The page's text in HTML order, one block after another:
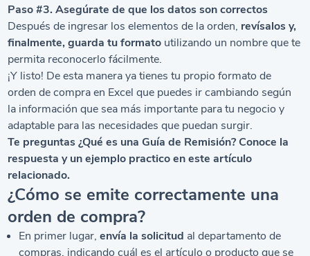
Paso #3. Asegúrate de que los datos son correctos
Después de ingresar los elementos de la orden, revísalos y,
finalmente, guarda tu formato utilizando un nombre que te
permita reconocerlo fácilmente.
¡Y listo! De esta manera ya tienes tu propio formato de
orden de compra en Excel que puedes ir cambiando según
la información que sea más importante para tu negocio y
adaptable para las necesidades que puedan surgir.
Te preguntas¿Qué es una Guía de Remisión? Conoce la
respuesta y un ejemplo practico en este artículo
relacionado.
¿Cómo se emite correctamente una
orden de compra?
En primer lugar,envía la solicitud al departamento de
compras, indicando cuál es el artículo o producto que se